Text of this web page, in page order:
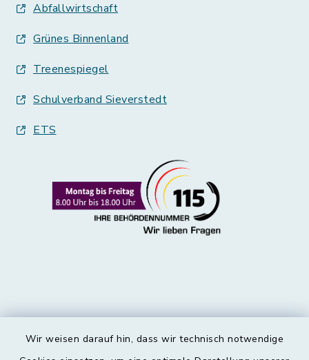
Wir weisen darauf hin, dass wir technisch notwendige
Abfallwirtschaft
Grünes Binnenland
Treenespiegel
Schulverband Sieverstedt
ETS